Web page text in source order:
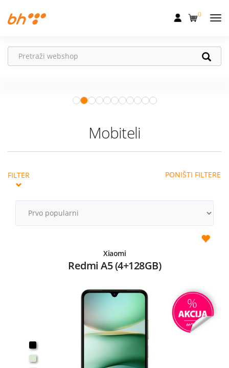
Fiksna
Akcije
Podrška
0
Ne propusti
od 04.08.–31.08. očekuju te
super pokloni!
Mobiteli
FILTER PONIŠTI FILTERE
Xiaomi
Redmi A5 (4+128GB)